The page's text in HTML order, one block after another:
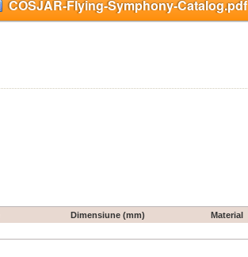
COSJAR-Flying-Symphony-Catalog.pdf
Dimensiune (mm)
Material